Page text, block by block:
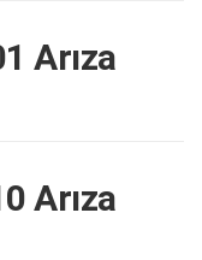
Arıza
Arıza